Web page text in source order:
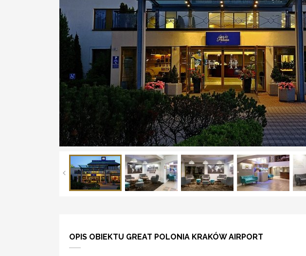
OPIS OBIEKTU GREAT POLONIA KRAKÓW AIRPORT